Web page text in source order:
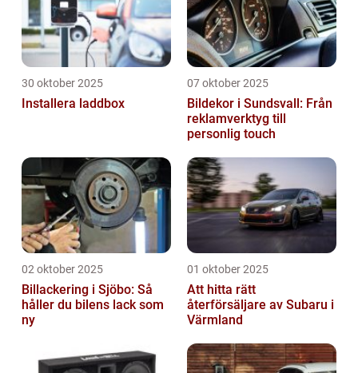
30 oktober 2025
Installera laddbox
07 oktober 2025
Bildekor i Sundsvall: Från
reklamverktyg till
personlig touch
02 oktober 2025
Billackering i Sjöbo: Så
håller du bilens lack som
ny
01 oktober 2025
Att hitta rätt
återförsäljare av Subaru i
Värmland